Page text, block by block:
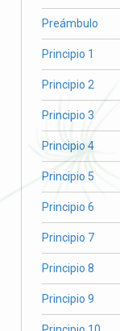
Preámbulo
Principio 1
Principio 2
Principio 3
Principio 4
Principio 5
Principio 6
Principio 7
Principio 8
Principio 9